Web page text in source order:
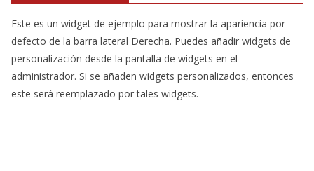
Este es un widget de ejemplo para mostrar la apariencia por
defecto de la barra lateral Derecha. Puedes añadir widgets de
personalización desde la pantalla de widgets en el
administrador. Si se añaden widgets personalizados, entonces
este será reemplazado por tales widgets.